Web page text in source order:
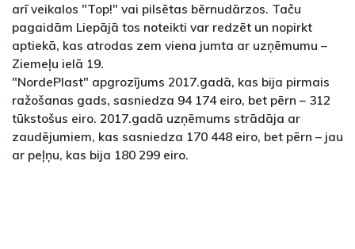
arī veikalos "Top!" vai pilsētas bērnudārzos. Taču
pagaidām Liepājā tos noteikti var redzēt un nopirkt
aptiekā, kas atrodas zem viena jumta ar uzņēmumu –
Ziemeļu ielā 19.
"NordePlast" apgrozījums 2017.gadā, kas bija pirmais
ražošanas gads, sasniedza 94 174 eiro, bet pērn – 312
tūkstošus eiro. 2017.gadā uzņēmums strādāja ar
zaudējumiem, kas sasniedza 170 448 eiro, bet pērn – jau
ar peļņu, kas bija 180 299 eiro.